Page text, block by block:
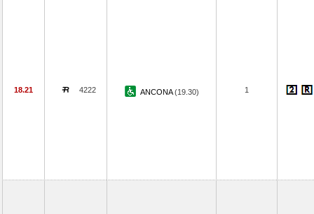
18.21 4222 ANCONA(19.30) 1